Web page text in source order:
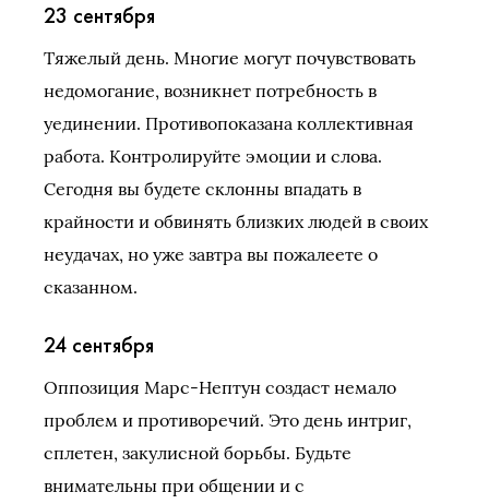
23 сентября
Тяжелый день. Многие могут почувствовать
недомогание, возникнет потребность в
уединении. Противопоказана коллективная
работа. Контролируйте эмоции и слова.
Сегодня вы будете склонны впадать в
крайности и обвинять близких людей в своих
неудачах, но уже завтра вы пожалеете о
сказанном.
24 сентября
Оппозиция Марс-Нептун создаст немало
проблем и противоречий. Это день интриг,
сплетен, закулисной борьбы. Будьте
внимательны при общении и с